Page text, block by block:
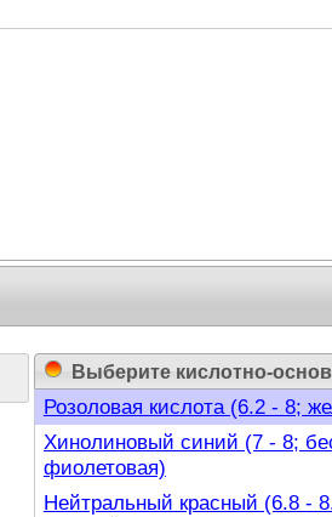
Выберите кислотно-
Лакмоид (4 - 6.4; красная -
Иодэозин (4.5 - 6.5;
о-Нитрофенол (5 - 7;
Бромтимоловый синий (6 -
Розоловая кислота (6.2 - 8;
Хинолиновый синий (7 - 8;
фиолетовая)
Нейтральный красный (6.8 -